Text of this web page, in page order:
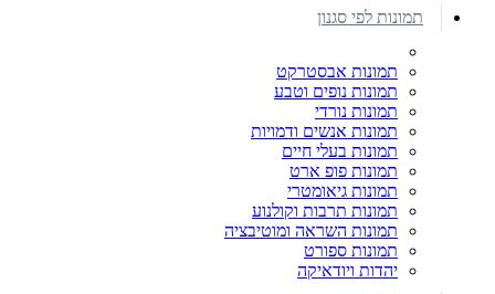
תמונות לפי סגנון
תמונות אבסטרקט
תמונות נופים וטבע
תמונות נורדי
תמונות אנשים ודמויות
תמונות בעלי חיים
תמונות פופ ארט
תמונות גיאומטרי
תמונות תרבות וקולנוע
תמונות השראה ומוטיבציה
תמונות ספורט
יהדות ויודאיקה